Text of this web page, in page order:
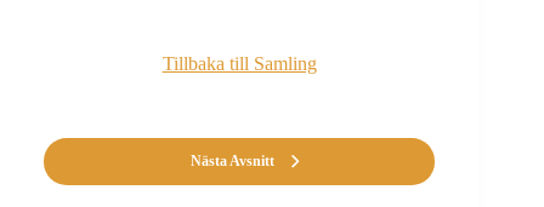
Tillbaka till Samling
Nästa Avsnitt